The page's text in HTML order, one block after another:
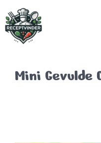
Mini Gevulde